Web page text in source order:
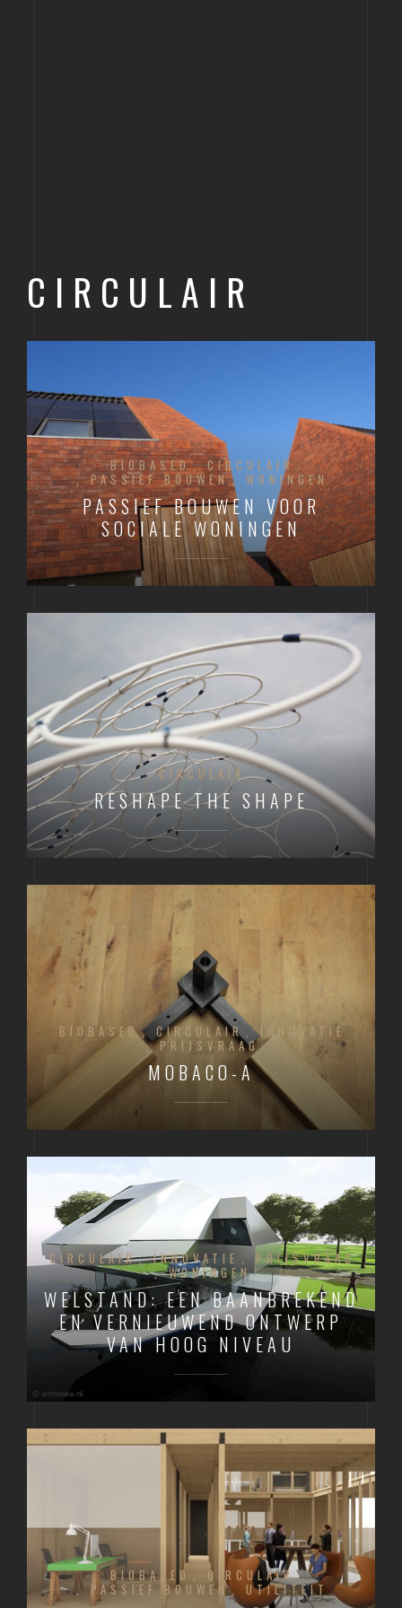
CIRCULAIR
BIOBASED
CIRCULAIR
PASSIEF BOUWEN
WONINGEN
PASSIEF BOUWEN VOOR
SOCIALE WONINGEN
CIRCULAIR
RESHAPE THE SHAPE
BIOBASED CIRCULAIR
INNOVATIE
PRIJSVRAAG
MOBACO-A
CIRCULAIR INNOVATIE
PRIJSVRAAG
WONINGEN
WELSTAND: EEN BAANBREKEND
EN VERNIEUWEND ONTWERP
VAN HOOG NIVEAU
BIOBASED
CIRCULAIR
PASSIEF BOUWEN
UTILITEIT